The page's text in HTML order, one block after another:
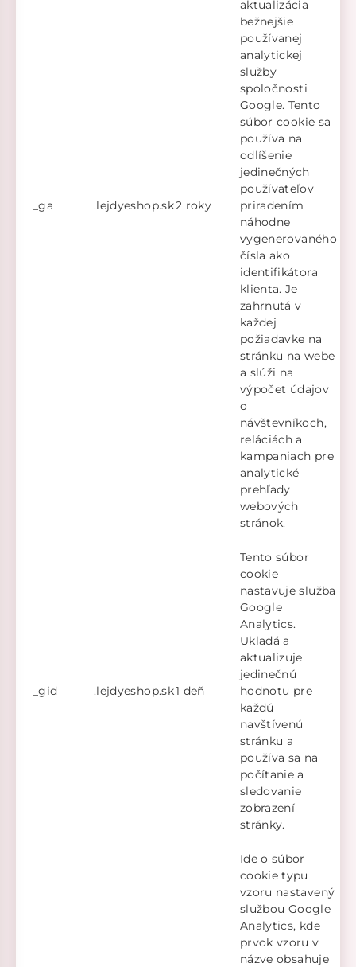
_ga .lejdyeshop.sk2 roky
aktualizácia
bežnejšie
používanej
analytickej
služby
spoločnosti
Google. Tento
súbor cookie sa
používa na
odlíšenie
jedinečných
používateľov
priradením
náhodne
vygenerovaného
čísla ako
identifikátora
klienta. Je
zahrnutá v
každej
požiadavke na
stránku na webe
a slúži na
výpočet údajov
o
návštevníkoch,
reláciách a
kampaniach pre
analytické
prehľady
webových
stránok.
_gid .lejdyeshop.sk1 deň
Tento súbor
cookie
nastavuje služba
Google
Analytics.
Ukladá a
aktualizuje
jedinečnú
hodnotu pre
každú
navštívenú
stránku a
používa sa na
počítanie a
sledovanie
zobrazení
stránky.
Ide o súbor
cookie typu
vzoru nastavený
službou Google
Analytics, kde
prvok vzoru v
názve obsahuje